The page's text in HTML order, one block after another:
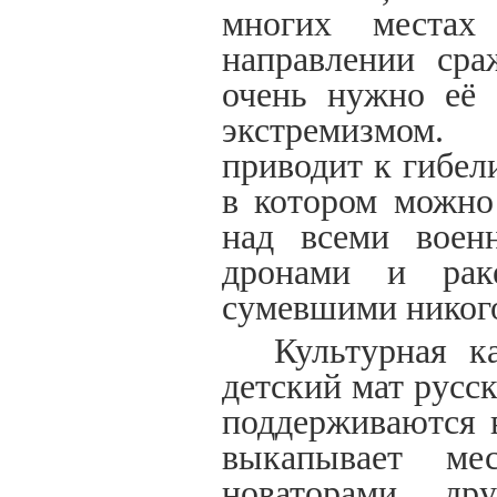
многих
направлении
очень нужно её
приводит к
в котором можно
над всеми
дронами и
сумевшими
Культурная
детский мат
поддерживаются
выкапывает